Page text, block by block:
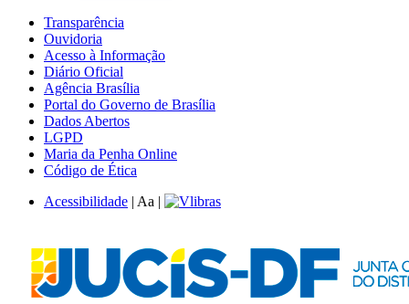
Transparência
Ouvidoria
Acesso à Informação
Diário Oficial
Agência Brasília
Portal do Governo de Brasília
Dados Abertos
LGPD
Maria da Penha Online
Código de Ética
Acessibilidade | Aa |